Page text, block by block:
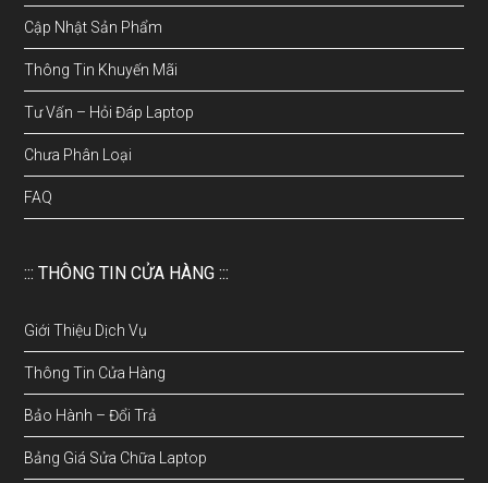
Cập Nhật Sản Phẩm
Thông Tin Khuyến Mãi
Tư Vấn – Hỏi Đáp Laptop
Chưa Phân Loại
FAQ
::: THÔNG TIN CỬA HÀNG :::
Giới Thiệu Dịch Vụ
Thông Tin Cửa Hàng
Bảo Hành – Đổi Trả
Bảng Giá Sửa Chữa Laptop